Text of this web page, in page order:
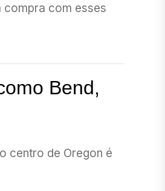
compra com esses
Bend,
centro de Oregon é